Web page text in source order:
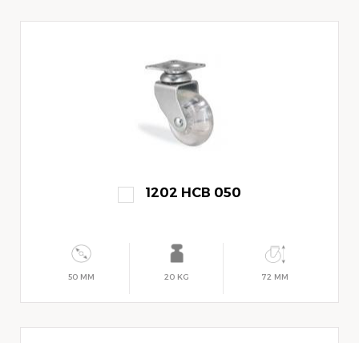
1202 HCB 050
50 MM 20 KG 72 MM